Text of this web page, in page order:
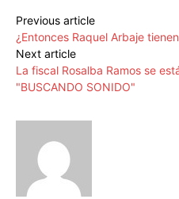
Previous article
¿Entonces Raquel Arbaje
Next article
La fiscal Rosalba Ramos se
"BUSCANDO SONIDO"